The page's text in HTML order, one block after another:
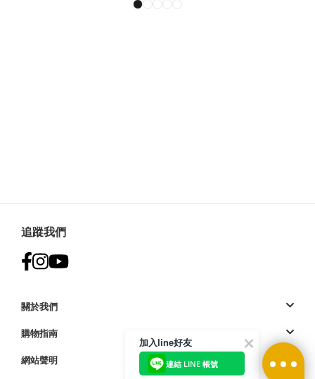
追蹤我們
關於我們
購物指南
網站聲明
加入line好友
連結 LINE 帳號